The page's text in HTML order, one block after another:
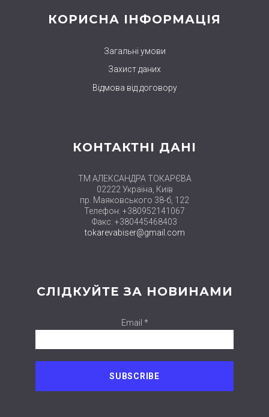
КОРИСНА ІНФОРМАЦІЯ
Загальні умови
Захист даних
Відмова від договору
КОНТАКТНІ ДАНІ
ТМ АЛЕКСАНДРА ТОКАРЄВА
02222 Україна, Київ
пр. Маяковського 38-б, 122
Телефон: +380952141067
Факс: +380445468403
tokarevabiser@gmail.com
СЛІДКУЙТЕ ЗА НОВИНАМИ
Email *